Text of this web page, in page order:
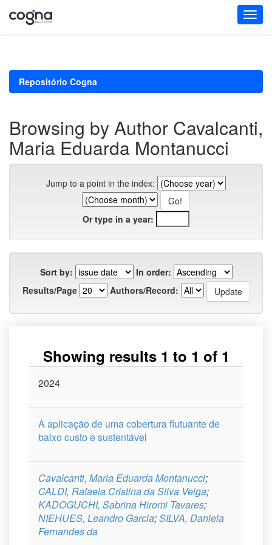
Repositório Cogna
Browsing by Author Cavalcanti,
Maria Eduarda Montanucci
Jump to a point in the index:
Or type in a year:
Sort by:
In order:
Results/Page
Authors/Record:
Showing results 1 to 1 of 1
Issue
2024
A aplicação de uma cobertura flutuante de
baixo custo e sustentável
Cavalcanti, Maria Eduarda Montanucci;
CALDI, Rafaela Cristina da Silva Veiga;
KADOGUCHI, Sabrina Hiromi Tavares;
NIEHUES, Leandro Garcia;SILVA, Daniela
Fernandes da